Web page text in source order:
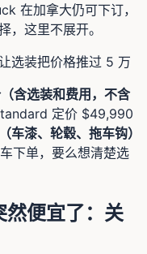
在加拿大仍可下订，
，这里不展开。
选装把价格推过 5 万
含选装和费用，不含
定价 $49,990
车漆、轮毂、拖车钩）
下单，要么想清楚选
便宜了：关